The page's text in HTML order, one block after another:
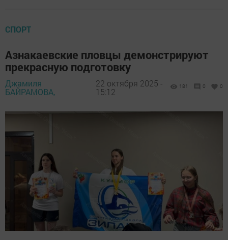
СПОРТ
Азнакаевские пловцы демонстрируют
прекрасную подготовку
Джамиля
БАЙРАМОВА,
22 октября 2025 -
15:12
181 0 0